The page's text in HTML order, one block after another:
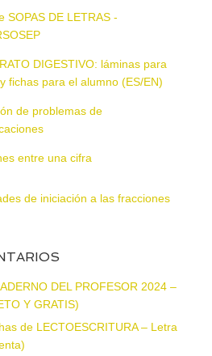
SOPAS DE LETRAS -
DIGESTIVO: láminas para
fichas para el alumno (ES/EN)
de problemas de
entre una cifra
de iniciación a las fracciones
DEL PROFESOR 2024 –
Y GRATIS)
de LECTOESCRITURA – Letra